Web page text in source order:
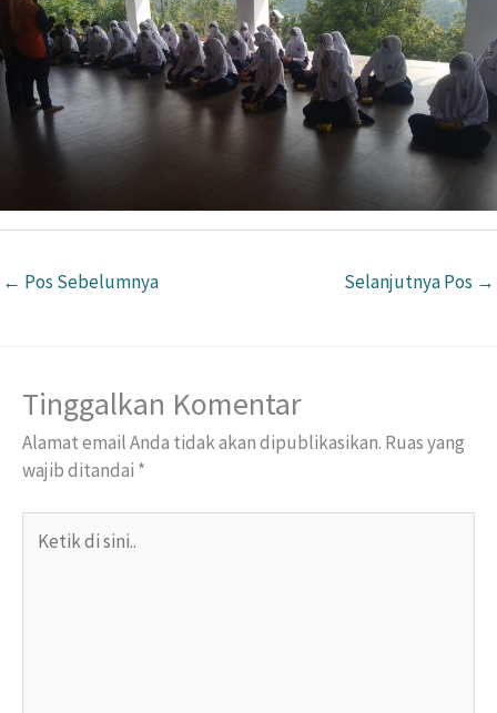
← Pos Sebelumnya Selanjutnya Pos →
Tinggalkan Komentar
Alamat email Anda tidak akan dipublikasikan. Ruas yang
wajib ditandai *